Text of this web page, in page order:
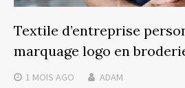
Textile d’entreprise
marquage logo en
1 MOIS AGO ADAM